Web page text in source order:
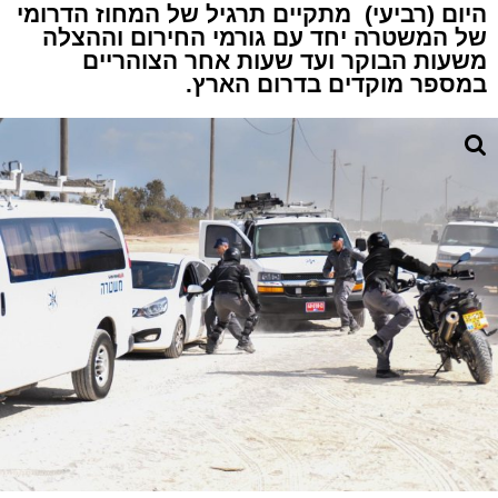
היום (רביעי) מתקיים תרגיל של המחוז הדרומי
של המשטרה יחד עם גורמי החירום וההצלה
משעות הבוקר ועד שעות אחר הצוהריים
במספר מוקדים בדרום הארץ.